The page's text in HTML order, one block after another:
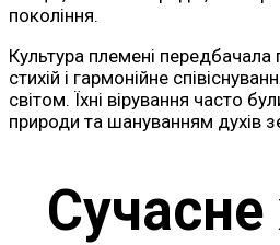
покоління.
Культура племені
стихій і гармонійне
світом. Їхні вірування часто
природи та шануванням духів